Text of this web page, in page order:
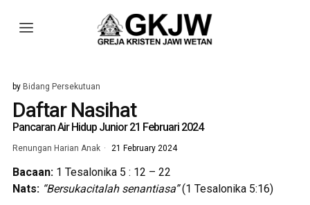
by Bidang Persekutuan
Daftar Nasihat
Pancaran Air Hidup Junior 21 Februari 2024
Renungan Harian Anak 21 February 2024
Bacaan:1 Tesalonika 5 : 12 – 22
Nats: “Bersukacitalah senantiasa”(1 Tesalonika 5:16)